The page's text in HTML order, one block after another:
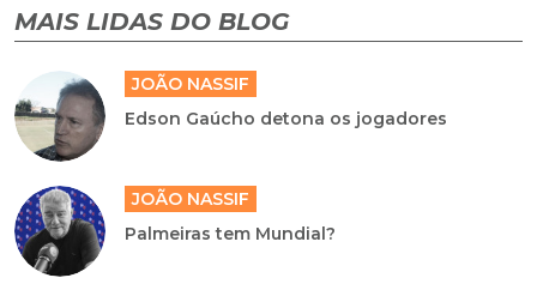
MAIS LIDAS DO BLOG
JOÃO NASSIF
Edson Gaúcho detona os jogadores
JOÃO NASSIF
Palmeiras tem Mundial?